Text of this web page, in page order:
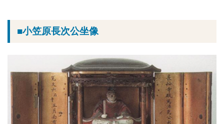
■小笠原長次公坐像